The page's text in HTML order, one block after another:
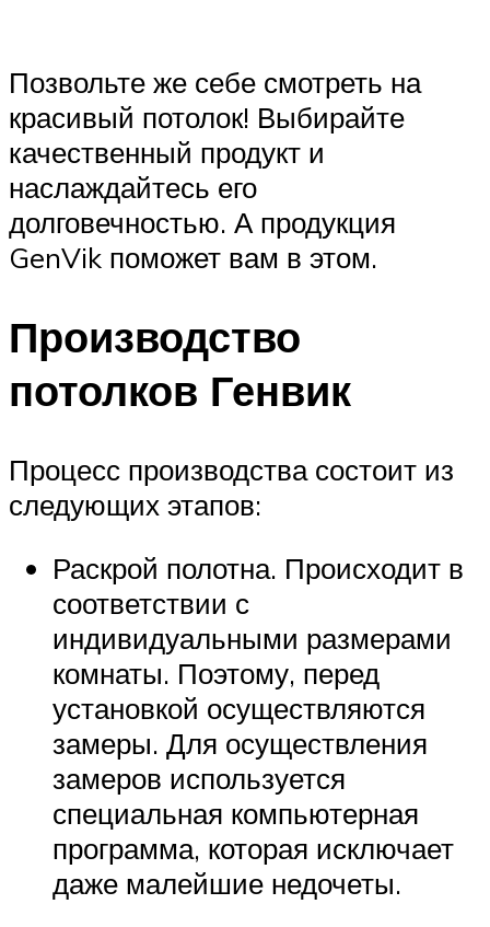
Позвольте же себе смотреть на
красивый потолок! Выбирайте
качественный продукт и
наслаждайтесь его
долговечностью. А продукция
GenVik поможет вам в этом.
Производство
потолков Генвик
Процесс производства состоит из
следующих этапов:
Раскрой полотна. Происходит в
соответствии с
индивидуальными размерами
комнаты. Поэтому, перед
установкой осуществляются
замеры. Для осуществления
замеров используется
специальная компьютерная
программа, которая исключает
даже малейшие недочеты.